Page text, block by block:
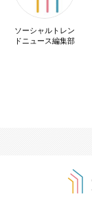
ソーシャルトレン
ドニュース編集部